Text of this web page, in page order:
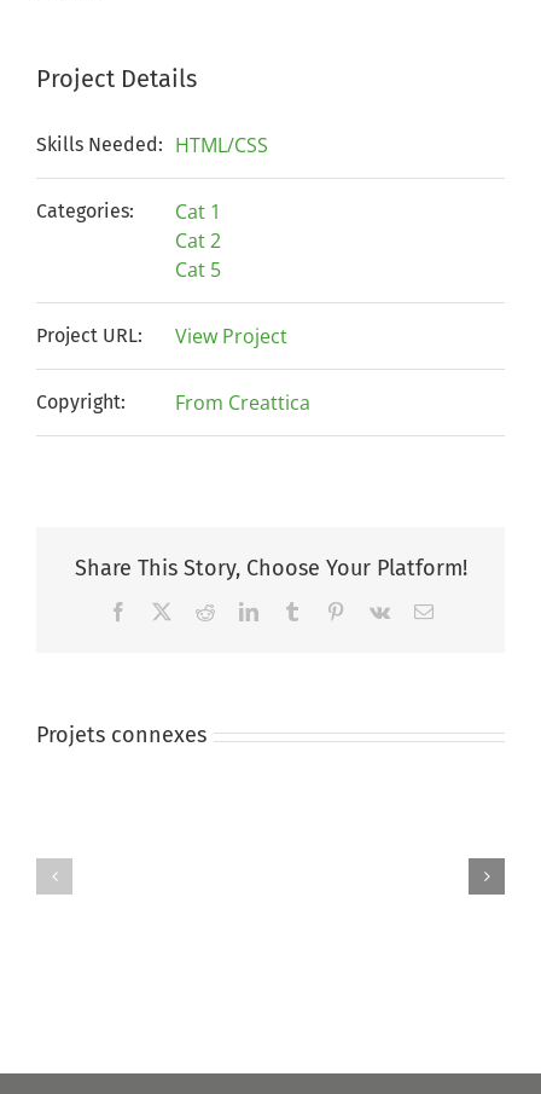
Project Details
Skills Needed: HTML/CSS
Categories:
Cat 1
Cat 2
Cat 5
Project URL: View Project
Copyright: From Creattica
Share This Story, Choose Your Platform!
Facebook RedditLinkedInTumblr Pinterest
Vk Email
Projets connexes
Sodales